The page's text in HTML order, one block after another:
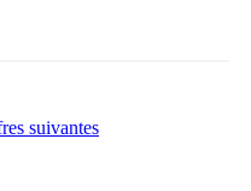
suivantes